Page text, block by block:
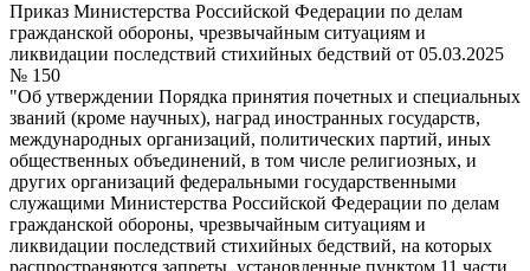
Приказ Министерства Российской Федерации по делам
гражданской обороны, чрезвычайным ситуациям и
ликвидации последствий стихийных бедствий от 05.03.2025
№ 150
"Об утверждении Порядка принятия почетных и специальных
званий (кроме научных), наград иностранных государств,
международных организаций, политических партий, иных
общественных объединений, в том числе религиозных, и
других организаций федеральными государственными
служащими Министерства Российской Федерации по делам
гражданской обороны, чрезвычайным ситуациям и
ликвидации последствий стихийных бедствий, на которых
распространяются запреты, установленные пунктом 11 части